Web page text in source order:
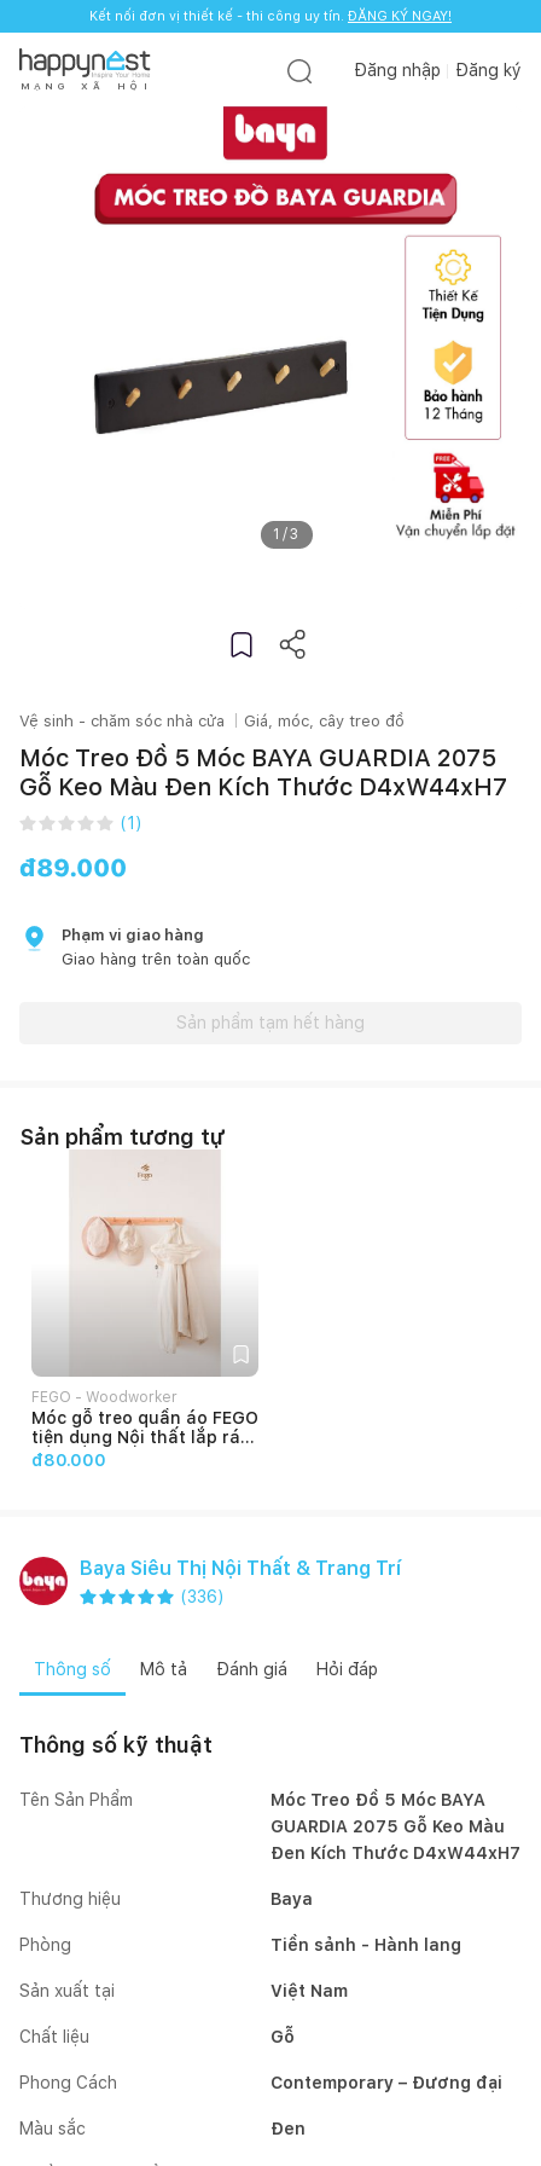
Kết nối đơn vị thiết kế - thi công uy tín. ĐĂNG KÝ NGAY!
M Ạ N G X Ã H Ộ I
Đăng nhập Đăng ký
1 /3
Vệ sinh - chăm sóc nhà cửa Giá, móc, cây treo đồ
Móc Treo Đồ 5 Móc BAYA GUARDIA 2075
Gỗ Keo Màu Đen Kích Thước D4xW44xH7
(1 )
đ89.000
Phạm vi giao hàng
Giao hàng trên toàn quốc
Sản phẩm tạm hết hàng
Sản phẩm tương tự
FEGO - Woodworker
Móc gỗ treo quần áo FEGO
tiện dụng Nội thất lắp ráp
đa năng decor phòng ngủ
đ80.000
Baya Siêu Thị Nội Thất & Trang Trí
(336)
Thông số Mô tả Đánh giá Hỏi đáp
Thông số kỹ thuật
Tên Sản Phẩm
Móc Treo Đồ 5 Móc BAYA
GUARDIA 2075 Gỗ Keo Màu
Đen Kích Thước D4xW44xH7
Thương hiệu Baya
Phòng Tiền sảnh - Hành lang
Sản xuất tại Việt Nam
Chất liệu Gỗ
Phong Cách Contemporary – Đương đại
Màu sắc Đen